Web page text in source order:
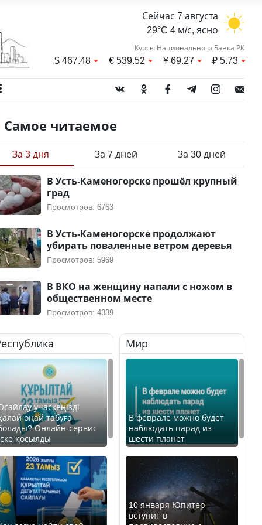
Сейчас 7 августа
29°C 4 м/с, ясно
Курсы Национального Банка РК
$467.48 €539.52 ¥69.27 ₽5.73
Самое читаемое
За 3 дня За 7 дней За 30 дней
В Усть-Каменогорске прошёл крупный
град
Просмотров: 6763
В Усть-Каменогорске продолжают
убирать поваленные ветром деревья
Просмотров: 5969
В ВКО на женщину напали с ножом в
общественном месте
Просмотров: 4339
учаскеңізді
оңай табуға
Онлайн-сервис
қосылды
Мир
В феврале можно будет
наблюдать парад из
шести планет
10 января Юпитер
вступит в